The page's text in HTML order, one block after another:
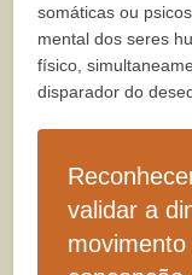
somáticas ou
mental dos seres
físico,
disparador do
validar a